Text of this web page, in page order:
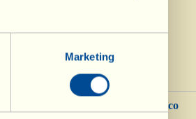
Marketing
Balsamico